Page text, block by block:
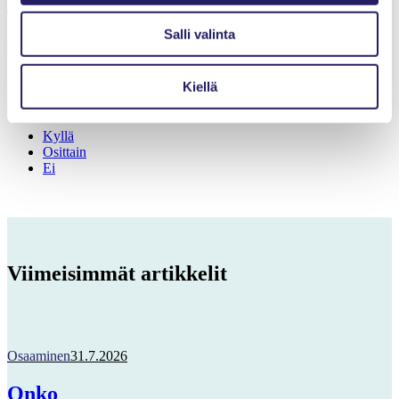
Salli valinta
Kiellä
Teksti: Else Halttunen, PRY
Oliko sivun sisällöstä hyötyä?
Kyllä
Osittain
Ei
Viimeisimmät artikkelit
Osaaminen31.7.2026
Onko